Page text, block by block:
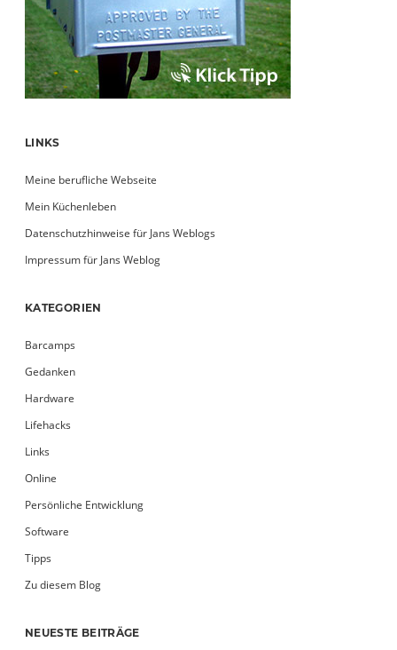
LINKS
Meine berufliche Webseite
Mein Küchenleben
Datenschutzhinweise für Jans Weblogs
Impressum für Jans Weblog
KATEGORIEN
Barcamps
Gedanken
Hardware
Lifehacks
Links
Online
Persönliche Entwicklung
Software
Tipps
Zu diesem Blog
NEUESTE BEITRÄGE